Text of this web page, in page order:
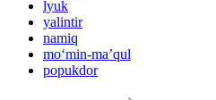
lyuk
yalintir
namiq
mo‘min-maʼqul
popukdor